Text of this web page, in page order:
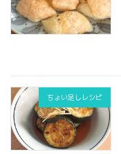
ちょい足しレシピ